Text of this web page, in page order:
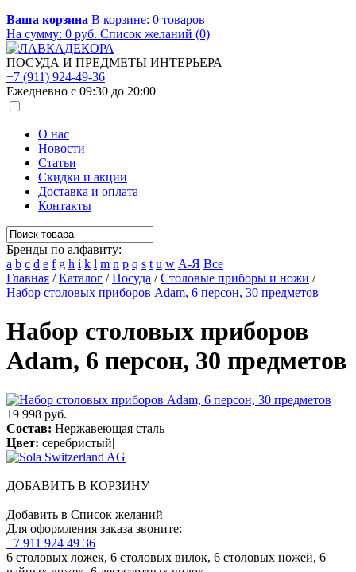
Ваша корзина В корзине: 0 товаров
На сумму: 0 руб. Список желаний (0)
ПОСУДА И ПРЕДМЕТЫ ИНТЕРЬЕРА
+7 (911) 924-49-36
Ежедневно с 09:30 до 20:00
О нас
Новости
Статьи
Скидки и акции
Доставка и оплата
Контакты
Бренды по алфавиту:
a b c d e f g h i k l m n p q s t u w А-Я Все
Главная /Каталог /Посуда /Столовые приборы и ножи /
Набор столовых приборов Adam, 6 персон, 30 предметов
Набор столовых приборов
Adam, 6 персон, 30 предметов
19 998 руб.
Состав: Нержавеющая сталь
Цвет: серебристый|
ДОБАВИТЬ В КОРЗИНУ
Добавить в Список желаний
Для оформления заказа звоните:
+7 911 924 49 36
6 столовых ложек, 6 столовых вилок, 6 столовых ножей, 6